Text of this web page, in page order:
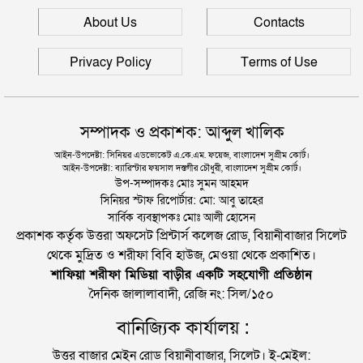
সিলেটে আরও দুইজনের মৃত্যু, হাসপাতালে ৩ শতাধিক
About Us Contacts
Privacy Policy Terms of Use
সম্পাদক ও প্রকাশক: আব্দুল খালিক
আইন-উপদেষ্টা: সিনিয়র এডভোকেট এ.কে.এম. ফয়েজ, বাংলাদেশ সুপ্রীম কোর্ট।
আইন-উপদেষ্টা: ব্যারিস্টার ফয়সাল দস্তগীর চৌধুরী, বাংলাদেশ সুপ্রীম কোর্ট।
উপ-সম্পাদকঃ মোঃ সুমন আহমদ
সিনিয়র স্টাফ রিপোর্টার: মো: আবু তাহের
সার্বিক ব্যবস্থাপকঃ মোঃ আলী হোসেন
প্রকাশক কর্তৃক উত্তরা অফসেট প্রিন্টার্স কলেজ রোড, বিয়ানীবাজার সিলেট
থেকে মুদ্রিত ও শরীফা বিবি হাউজ, মেওয়া থেকে প্রকাশিত।
শাফিয়া শরীফা মিডিয়া বাড়ীর একটি সহযোগী প্রতিষ্ঠান
দৈনিক জালালাবাদী, রেজি নং: সিল/১৫০
বানিজ্যিক কার্যালয় :
উত্তর বাজার মেইন রোড বিয়ানীবাজার, সিলেট। ই-মেইল: